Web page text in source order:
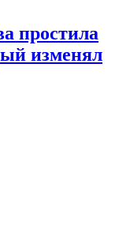
простила
изменял